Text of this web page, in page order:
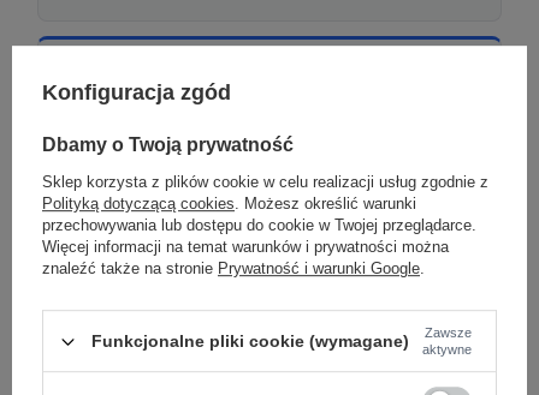
Odzież damska hurtowo online
Internetowa hurtownia damska z plikiem XML/CSV.
Aktualizacja stanów co godzinę.
DROPSHIPPING
Damskie ubrania w dropshippingu
Hurt odzieży damskiej z wysyłką na etykiecie Twojego
sklepu w całej UE. Zero magazynu, zero
Konfiguracja zgód
Dbamy o Twoją prywatność
Sklep korzysta z plików cookie w celu realizacji usług zgodnie z
Polityką dotyczącą cookies. Możesz określić warunki
przechowywania lub dostępu do cookie w Twojej przeglądarce.
Więcej informacji na temat warunków i prywatności można
znaleźć także na stronie Prywatność i warunki Google.
Funkcjonalne pliki cookie (wymagane)
Zawsze
aktywne